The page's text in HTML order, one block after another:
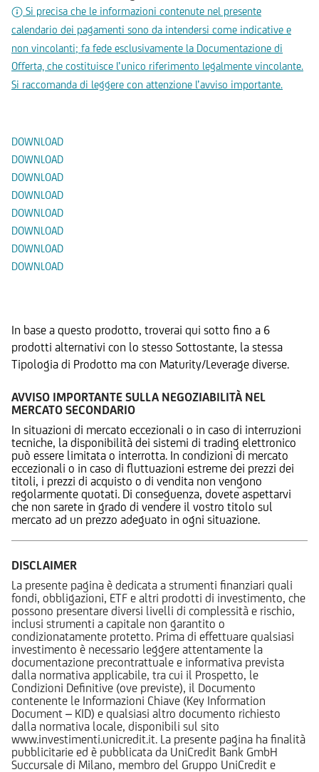
Si precisa che le informazioni contenute nel presente
calendario dei pagamenti sono da intendersi come indicative e
non vincolanti; fa fede esclusivamente la Documentazione di
Offerta, che costituisce l’unico riferimento legalmente vincolante.
Si raccomanda di leggere con attenzione l’avviso importante.
DOWNLOAD
DOWNLOAD
DOWNLOAD
DOWNLOAD
DOWNLOAD
DOWNLOAD
DOWNLOAD
DOWNLOAD
In base a questo prodotto, troverai qui sotto fino a 6
prodotti alternativi con lo stesso Sottostante, la stessa
Tipologia di Prodotto ma con Maturity/Leverage diverse.
AVVISO IMPORTANTE SULLA NEGOZIABILITÀ NEL
MERCATO SECONDARIO
In situazioni di mercato eccezionali o in caso di interruzioni
tecniche, la disponibilità dei sistemi di trading elettronico
può essere limitata o interrotta. In condizioni di mercato
eccezionali o in caso di fluttuazioni estreme dei prezzi dei
titoli, i prezzi di acquisto o di vendita non vengono
regolarmente quotati. Di conseguenza, dovete aspettarvi
che non sarete in grado di vendere il vostro titolo sul
mercato ad un prezzo adeguato in ogni situazione.
DISCLAIMER
La presente pagina è dedicata a strumenti finanziari quali
fondi, obbligazioni, ETF e altri prodotti di investimento, che
possono presentare diversi livelli di complessità e rischio,
inclusi strumenti a capitale non garantito o
condizionatamente protetto. Prima di effettuare qualsiasi
investimento è necessario leggere attentamente la
documentazione precontrattuale e informativa prevista
dalla normativa applicabile, tra cui il Prospetto, le
Condizioni Definitive (ove previste), il Documento
contenente le Informazioni Chiave (Key Information
Document – KID) e qualsiasi altro documento richiesto
dalla normativa locale, disponibili sul sito
www.investimenti.unicredit.it. La presente pagina ha finalità
pubblicitarie ed è pubblicata da UniCredit Bank GmbH
Succursale di Milano, membro del Gruppo UniCredit e